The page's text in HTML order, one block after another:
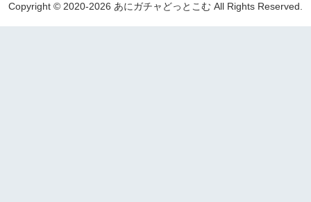
Copyright © 2020-2026 あにガチャどっとこむ All Rights Reserved.